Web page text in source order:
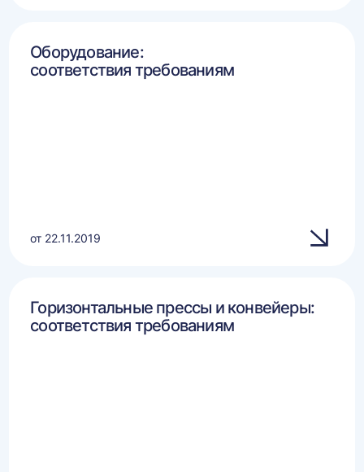
Оборудование:
соответствия требованиям
от 22.11.2019
Горизонтальные прессы и конвейеры:
соответствия требованиям